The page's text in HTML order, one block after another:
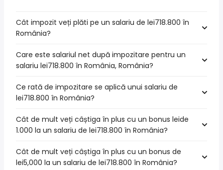
Cât impozit veți plăti pe un salariu de lei718.800 în
România?
Care este salariul net după impozitare pentru un
salariu lei718.800 în România, România?
Ce rată de impozitare se aplică unui salariu de
lei718.800 în România?
Cât de mult veți câștiga în plus cu un bonus leide
1.000 la un salariu de lei718.800 în România?
Cât de mult veți câștiga în plus cu un bonus de
lei5,000 la un salariu de lei718.800 în România?